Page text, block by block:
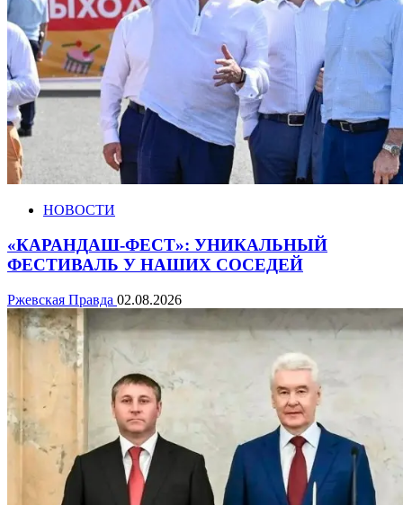
НОВОСТИ
«КАРАНДАШ-ФЕСТ»: УНИКАЛЬНЫЙ
ФЕСТИВАЛЬ У НАШИХ СОСЕДЕЙ
Ржевская Правда 02.08.2026